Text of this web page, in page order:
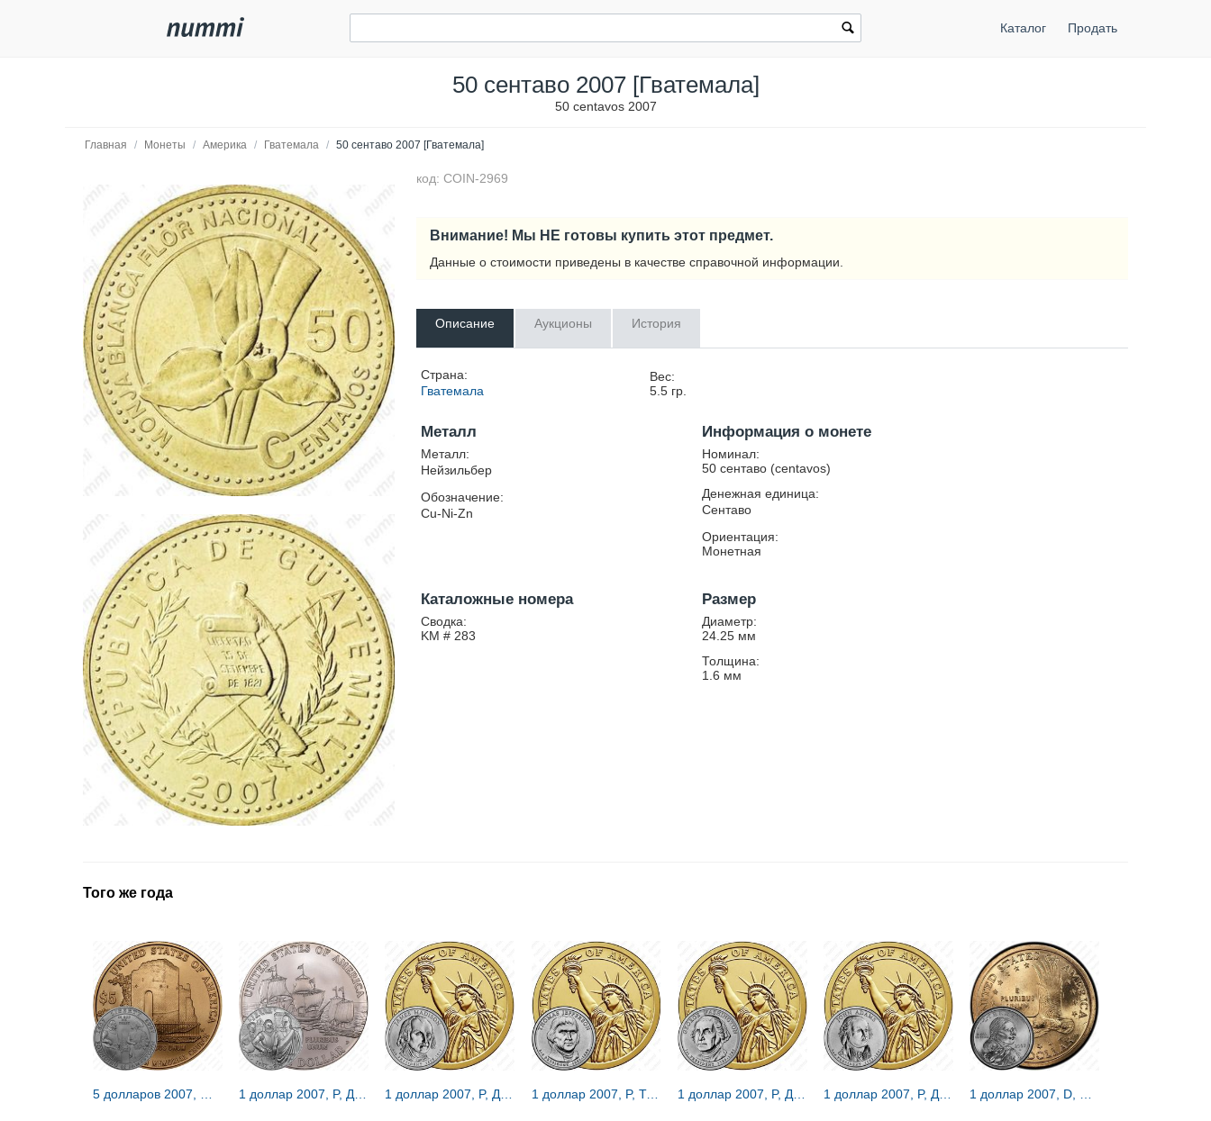
Каталог Продать
50 сентаво 2007 [Гватемала]
50 centavos 2007
Главная / Монеты / Америка / Гватемала / 50 сентаво 2007 [Гватемала]
код: COIN-2969
Внимание! Мы НЕ готовы купить этот предмет.
Данные о стоимости приведены в качестве справочной информации.
Описание Аукционы История
Страна:
Гватемала
Вес:
5.5гр.
Металл
Металл:
Нейзильбер
Обозначение:
Cu-Ni-Zn
Информация о монете
Номинал:
50 сентаво (centavos)
Денежная единица:
Сентаво
Ориентация:
Монетная
Каталожные номера
Сводка:
KM # 283
Размер
Диаметр:
24.25 мм
Толщина:
1.6 мм
Того же года
1 доллар 2007, P, Томас Джефферсон [США] 1 доллар 2007, P, Джордж Вашингтон [США]